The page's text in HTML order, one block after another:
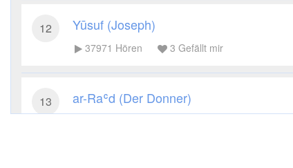
12 Yūsuf (Joseph)
37971 Hören 3 Gefällt mir
13 ar-Raʿd (Der Donner)